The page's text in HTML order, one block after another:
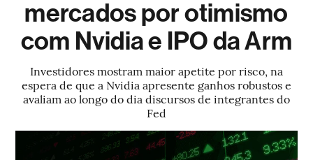
mercados por otimismo
com Nvidia e IPO da Arm
Investidores mostram maior apetite por risco, na
espera de que a Nvidia apresente ganhos robustos e
avaliam ao longo do dia discursos de integrantes do
Fed